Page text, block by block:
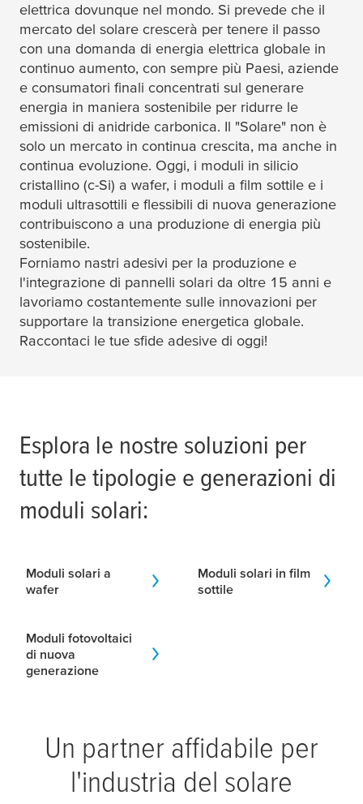
elettrica dovunque nel mondo. Si prevede che il
mercato del solare crescerà per tenere il passo
con una domanda di energia elettrica globale in
continuo aumento, con sempre più Paesi, aziende
e consumatori finali concentrati sul generare
energia in maniera sostenibile per ridurre le
emissioni di anidride carbonica. Il "Solare" non è
solo un mercato in continua crescita, ma anche in
continua evoluzione. Oggi, i moduli in silicio
cristallino (c-Si) a wafer, i moduli a film sottile e i
moduli ultrasottili e flessibili di nuova generazione
contribuiscono a una produzione di energia più
sostenibile.
Forniamo nastri adesivi per la produzione e
l'integrazione di pannelli solari da oltre 15 anni e
lavoriamo costantemente sulle innovazioni per
supportare la transizione energetica globale.
Raccontaci le tue sfide adesive di oggi!
Esplora le nostre soluzioni per
tutte le tipologie e generazioni di
moduli solari:
Moduli solari a
wafer
Moduli solari in film
sottile
Moduli fotovoltaici
di nuova
generazione
Un partner affidabile per
l'industria del solare